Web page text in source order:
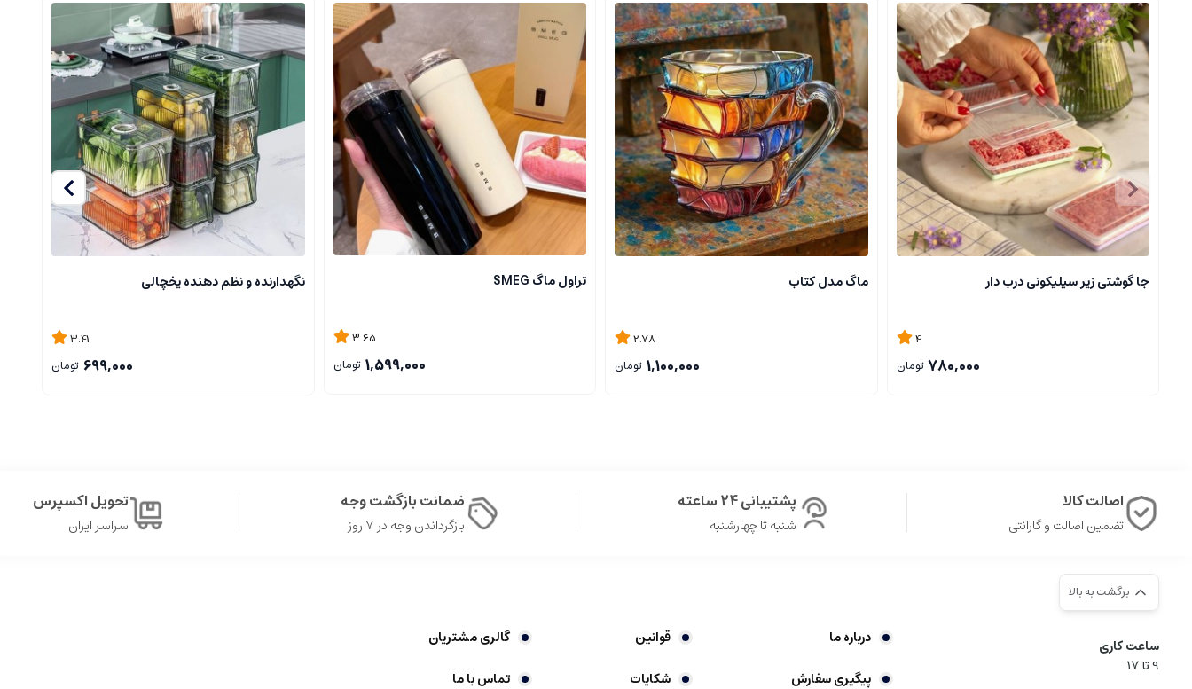
جا گوشتی زیر سیلیکونی درب دار
4
780,000 تومان
ماگ مدل کتاب
2.78
1,100,000 تومان
تراول ماگ SMEG
3.65
1,599,000 تومان
نگهدارنده و نظم دهنده یخچالی
3.41
699,000 تومان
اصالت کالا
تضمین اصالت و گارانتی
پشتیبانی 24 ساعته
شنبه تا چهارشنبه
ضمانت بازگشت وجه
بازگرداندن وجه در ۷ روز
تحویل اکسپرس
سراسر ایران
برگشت به بالا
ساعت کاری
9‌ تا ۱۷
درباره ما قوانین
گالری مشتریان
پیگیری سفارش
شکایات تماس با ما